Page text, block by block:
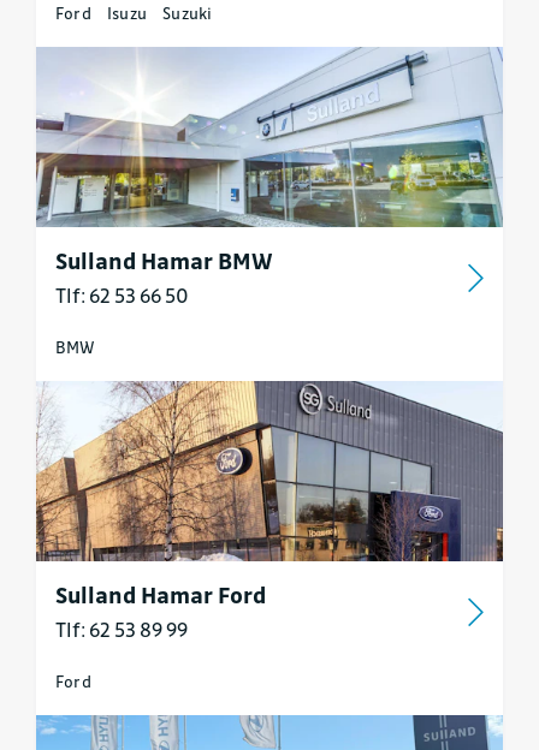
Ford Isuzu Suzuki
Sulland Hamar BMW
Tlf: 62 53 66 50
BMW
Sulland Hamar Ford
Tlf: 62 53 89 99
Ford